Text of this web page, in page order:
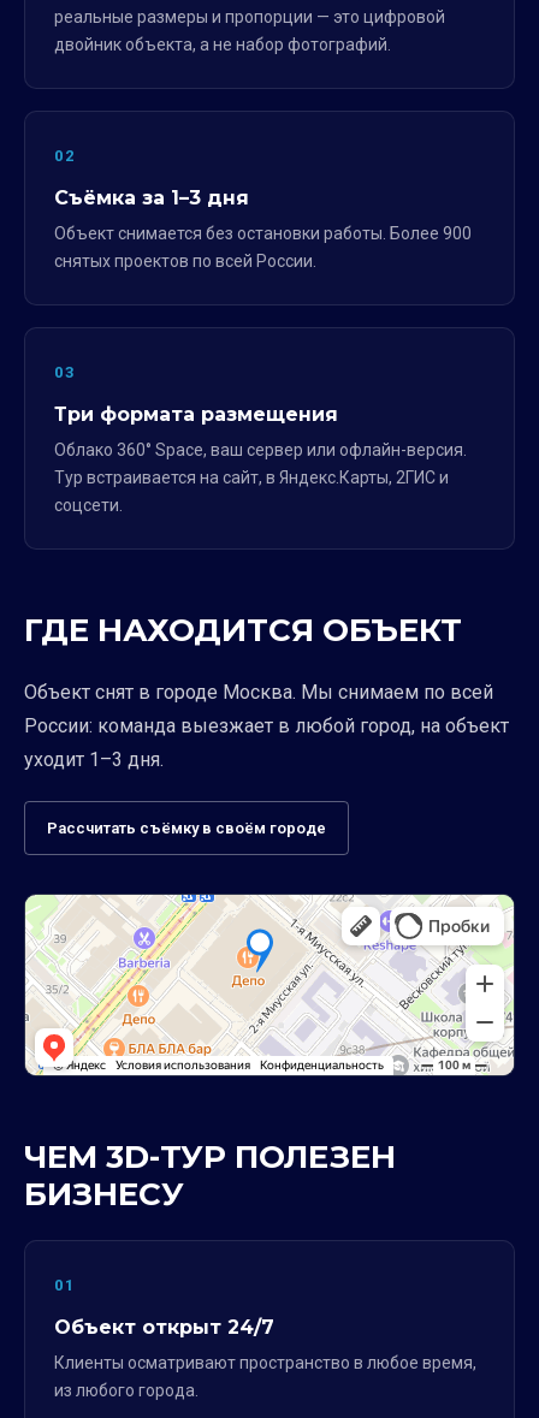
реальные размеры и пропорции — это цифровой
двойник объекта, а не набор фотографий.
02
Съёмка за 1–3 дня
Объект снимается без остановки работы. Более 900
снятых проектов по всей России.
03
Три формата размещения
Облако 360° Space, ваш сервер или офлайн-версия.
Тур встраивается на сайт, в Яндекс.Карты, 2ГИС и
соцсети.
ГДЕ НАХОДИТСЯ ОБЪЕКТ
Объект снят в городе Москва. Мы снимаем по всей
России: команда выезжает в любой город, на объект
уходит 1–3 дня.
Рассчитать съёмку в своём городе
ЧЕМ 3D-ТУР ПОЛЕЗЕН
БИЗНЕСУ
01
Объект открыт 24/7
Клиенты осматривают пространство в любое время,
из любого города.